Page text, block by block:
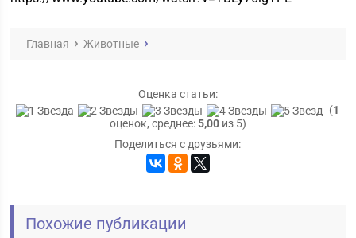
Главная Животные
Оценка статьи:
(1
оценок, среднее:5,00из 5)
Поделиться с друзьями:
Похожие публикации